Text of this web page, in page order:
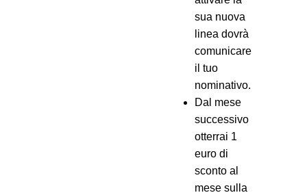
sua nuova
linea dovrà
comunicare
il tuo
nominativo.
Dal mese
successivo
otterrai 1
euro di
sconto al
mese sulla